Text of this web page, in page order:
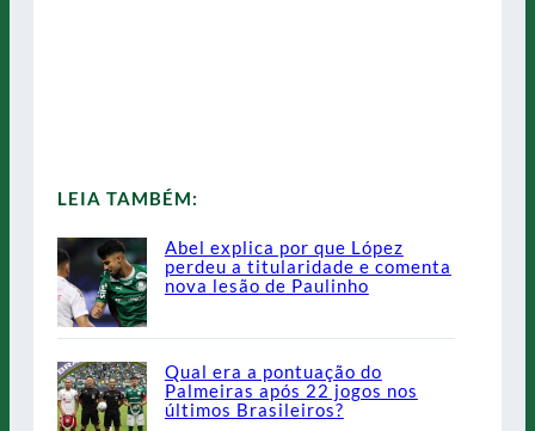
LEIA TAMBÉM:
Abel explica por que López
perdeu a titularidade e comenta
nova lesão de Paulinho
Qual era a pontuação do
Palmeiras após 22 jogos nos
últimos Brasileiros?